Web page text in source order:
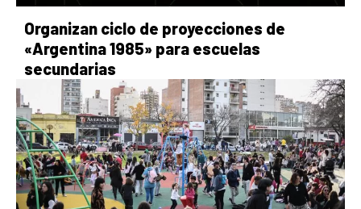
Organizan ciclo de proyecciones de
«Argentina 1985» para escuelas
secundarias